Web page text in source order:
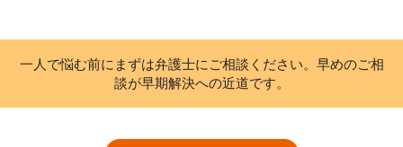
一人で悩む前にまずは弁護士にご相談ください。早めのご相
談が早期解決への近道です。